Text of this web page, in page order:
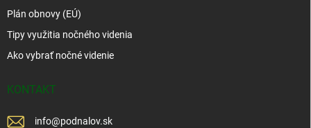
Plán obnovy (EÚ)
Tipy využitia nočného videnia
Ako vybrať nočné videnie
KONTAKT
info@podnalov.sk